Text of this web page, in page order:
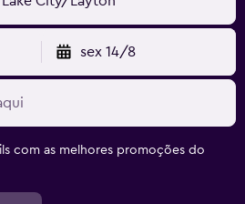
sex 14/8
com as melhores promoções do